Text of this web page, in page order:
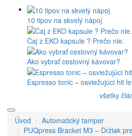
10 tipov na skvelý nápoj
Čaj z EKO kapsule ? Prečo nie.
Ako vybrať cestovný kávovar?
Espresso tonic – osviežujúci hit
všetky
Úvod
Automatický tamper
PUQpress Bracket M3 – Držiak